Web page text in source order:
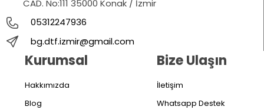
CAD. No:111 35000 Konak / İzmir
05312247936
bg.dtf.izmir@gmail.com
Kurumsal
Hakkımızda
Blog
Bize Ulaşın
İletişim
Whatsapp Destek